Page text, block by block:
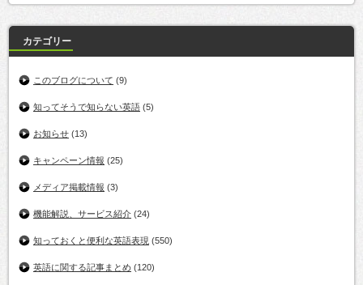
カテゴリー
このブログについて (9)
知ってそうで知らない英語 (5)
お知らせ (13)
キャンペーン情報 (25)
メディア掲載情報 (3)
機能解説、サービス紹介 (24)
知っておくと便利な英語表現 (550)
英語に関する記事まとめ (120)